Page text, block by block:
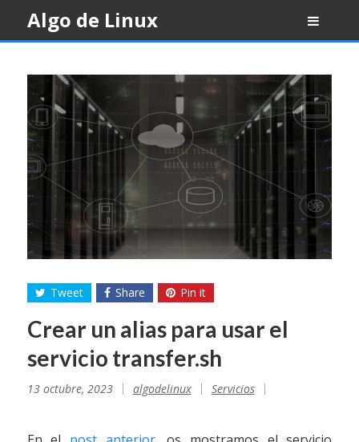
content
Algo de Linux
Tweet Share Pin it
Crear un alias para usar el
servicio transfer.sh
13 octubre, 2023 algodelinux Servicios